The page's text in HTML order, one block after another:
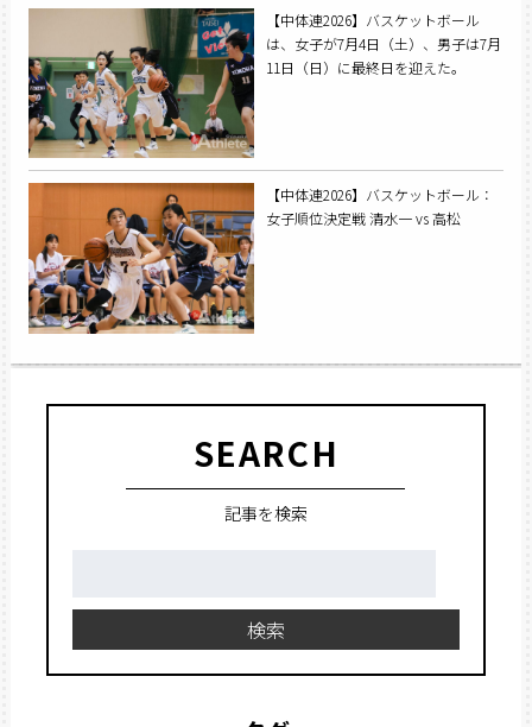
【中体連2026】バスケットボール
は、女子が7月4日（土）、男子は7月
11日（日）に最終日を迎えた。
【中体連2026】バスケットボール：
女子順位決定戦 清水一 vs 高松
SEARCH
記事を検索
検索